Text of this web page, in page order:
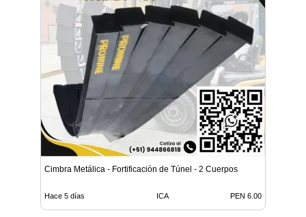
Cimbra Metálica - Fortificación de Túnel - 2 Cuerpos
Hace 5 días ICA PEN 6.00